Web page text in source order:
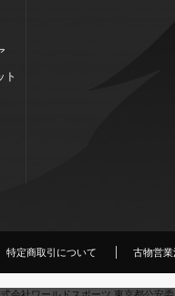
ト
特定商取引について 古物営